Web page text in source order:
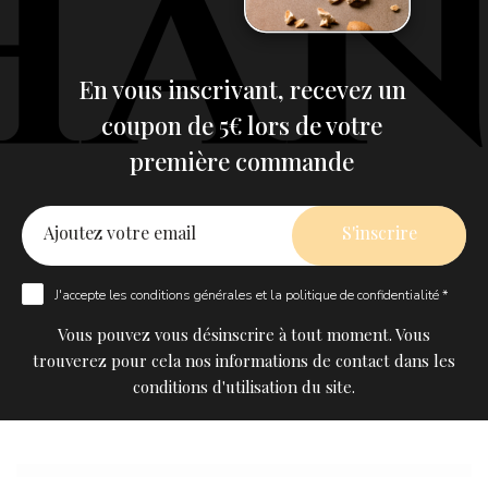
En vous inscrivant, recevez un
coupon de 5€ lors de votre
première commande
J'accepte les conditions générales et la politique de confidentialité *
Vous pouvez vous désinscrire à tout moment. Vous
trouverez pour cela nos informations de contact dans les
conditions d'utilisation du site.